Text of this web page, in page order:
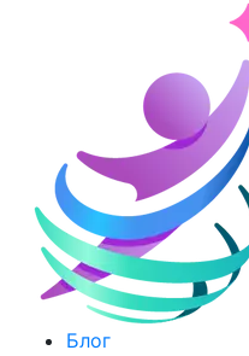
Блог